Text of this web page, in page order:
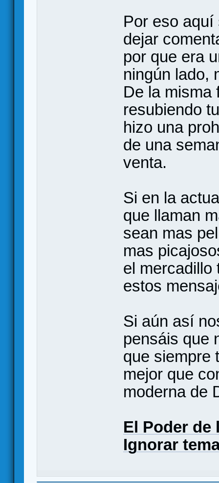
Por eso aquí
dejar
por que era
ningún lado,
De la misma
resubiendo
hizo una
de una
venta.
Si en la
que llaman
sean mas
mas
el mercadillo
estos
Si aún así
pensáis que
que siempre
mejor que
moderna de
El Poder de
Ignorar